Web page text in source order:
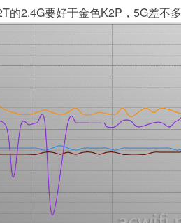
的2.4G要好于金色K2P，5G差不